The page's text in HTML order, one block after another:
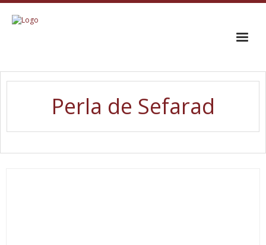
INICIO
EL COROPerla de Sefarad